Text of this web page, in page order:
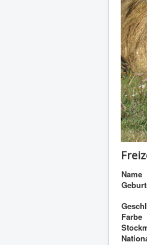
Name
Farbe